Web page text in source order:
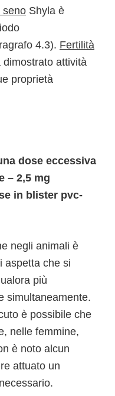
seno Shyla è
4.3). Fertilità
attività
proprietà
dose eccessiva
– 2,5 mg
in blister pvc-
negli animali è
aspetta che si
più
simultaneamente.
è possibile che
nelle femmine,
è noto alcun
attuato un